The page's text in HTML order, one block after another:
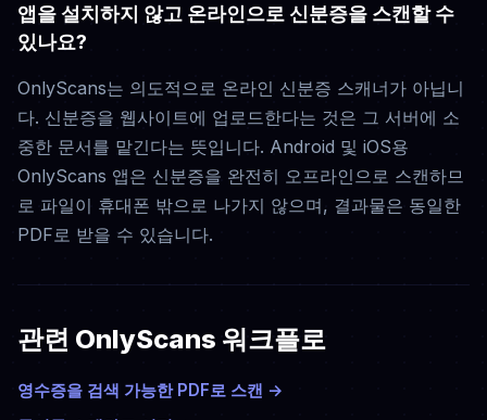
앱을 설치하지 않고 온라인으로 신분증을 스캔할 수
있나요?
OnlyScans는 의도적으로 온라인 신분증 스캐너가 아닙니
다. 신분증을 웹사이트에 업로드한다는 것은 그 서버에 소
중한 문서를 맡긴다는 뜻입니다. Android 및 iOS용
OnlyScans 앱은 신분증을 완전히 오프라인으로 스캔하므
로 파일이 휴대폰 밖으로 나가지 않으며, 결과물은 동일한
PDF로 받을 수 있습니다.
관련 OnlyScans 워크플로
영수증을 검색 가능한 PDF로 스캔 →